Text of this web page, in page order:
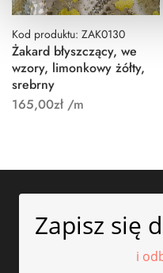
Kod produktu: ZAK0130
Żakard błyszczący, we
wzory, limonkowy żółty,
srebrny
165,00zł/m
Zapisz się
i